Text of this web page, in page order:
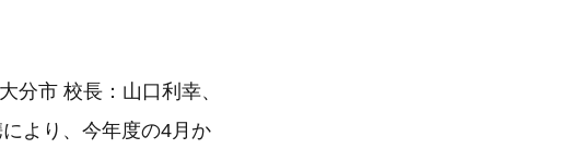
分市 校長：山口利幸、
より、今年度の4月か